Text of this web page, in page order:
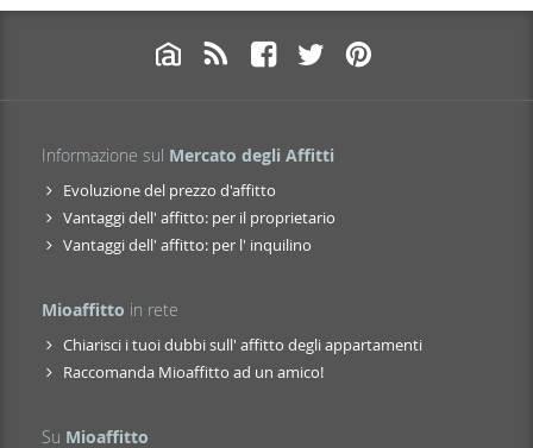
Informazione sul Mercato degli Affitti
Evoluzione del prezzo d'affitto
Vantaggi dell' affitto: per il proprietario
Vantaggi dell' affitto: per l' inquilino
Mioaffitto in rete
Chiarisci i tuoi dubbi sull' affitto degli appartamenti
Raccomanda Mioaffitto ad un amico!
Su Mioaffitto